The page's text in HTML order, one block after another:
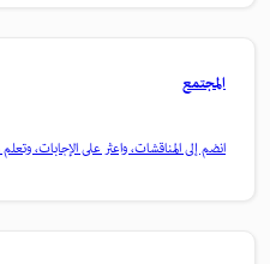
المجتمع
انضم إلى المناقشات، واعثر على الإجابات،